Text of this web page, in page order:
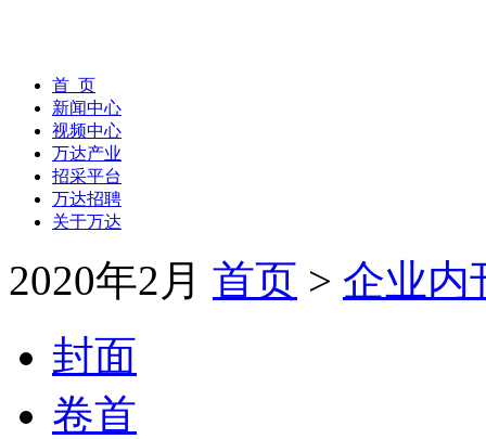
首 页
新闻中心
视频中心
万达产业
招采平台
万达招聘
关于万达
2020年2月 首页 > 企业内
封面
卷首